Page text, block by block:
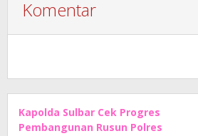
Komentar
Kapolda Sulbar Cek Progres
Pembangunan Rusun Polres